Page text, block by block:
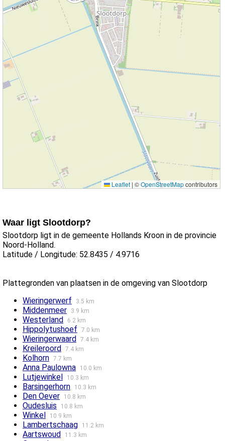
Leaflet | ©OpenStreetMapcontributors
Waar ligt Slootdorp?
Slootdorp ligt in de gemeente Hollands Kroon in de provincie
Noord-Holland.
Latitude / Longitude: 52.8435 / 4.9716
Plattegronden van plaatsen in de omgeving van Slootdorp
Wieringerwerf
3.5 km
Middenmeer 3.9 km
Westerland 6.2 km
Hippolytushoef 7.0 km
Wieringerwaard 7.4 km
Kreileroord 7.4 km
Kolhorn 7.7 km
Anna Paulowna 10.0 km
Lutjewinkel 10.3 km
Barsingerhorn 10.3 km
Den Oever 10.8 km
Oudesluis 10.8 km
Winkel 10.9 km
Lambertschaag 11.2 km
Aartswoud 11.3 km